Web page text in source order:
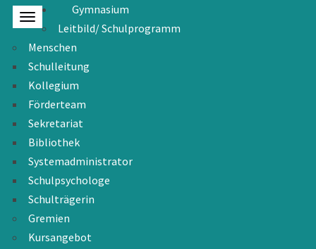
Gymnasium
Leitbild/ Schulprogramm
Menschen
Schulleitung
Kollegium
Förderteam
Sekretariat
Bibliothek
Systemadministrator
Schulpsychologe
Schulträgerin
Gremien
Kursangebot